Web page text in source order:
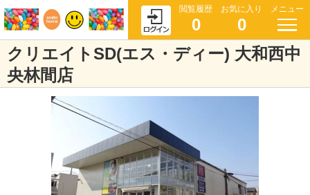
閲覧履歴
0
お気に入り
0
メニュー
クリエイトSD(エス・ディー) 大和西中
央林間店